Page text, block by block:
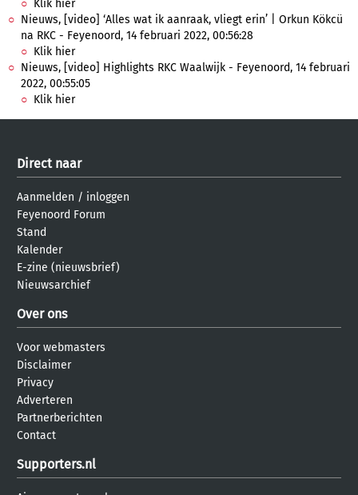
Klik hier
Nieuws, [video] ‘Alles wat ik aanraak, vliegt erin’ | Orkun Kökcü
na RKC - Feyenoord, 14 februari 2022, 00:56:28
Klik hier
Nieuws, [video] Highlights RKC Waalwijk - Feyenoord, 14 februari
2022, 00:55:05
Klik hier
Direct naar
Aanmelden / inloggen
Feyenoord Forum
Stand
Kalender
E-zine (nieuwsbrief)
Nieuwsarchief
Over ons
Voor webmasters
Disclaimer
Privacy
Adverteren
Partnerberichten
Contact
Supporters.nl